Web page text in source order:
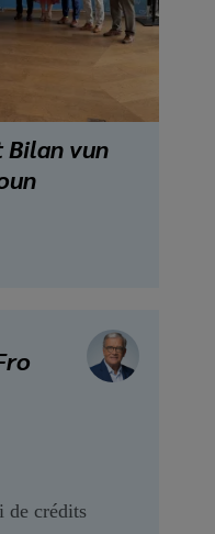
Bilan vun
de crédits